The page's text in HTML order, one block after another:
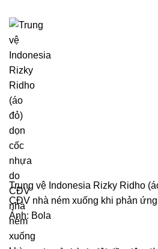
Trung vệ Indonesia Rizky Ridho
CĐV nhà ném xuống khi phản
Ảnh: Bola